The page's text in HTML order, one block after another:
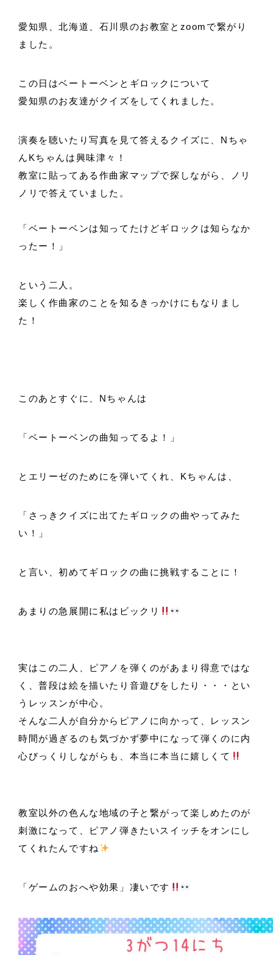
愛知県、北海道、石川県のお教室とzoomで繋がり
ました。
この日はベートーベンとギロックについて
愛知県のお友達がクイズをしてくれました。
演奏を聴いたり写真を見て答えるクイズに、Nちゃ
んKちゃんは興味津々！
教室に貼ってある作曲家マップで探しながら、ノリ
ノリで答えていました。
「ベートーベンは知ってたけどギロックは知らなか
ったー！」
という二人。
楽しく作曲家のことを知るきっかけにもなりまし
た！
このあとすぐに、Nちゃんは
「ベートーベンの曲知ってるよ！」
とエリーゼのためにを弾いてくれ、Kちゃんは、
「さっきクイズに出てたギロックの曲やってみた
い！」
と言い、初めてギロックの曲に挑戦することに！
あまりの急展開に私はビックリ
実はこの二人、ピアノを弾くのがあまり得意ではな
く、普段は絵を描いたり音遊びをしたり・・・とい
うレッスンが中心。
そんな二人が自分からピアノに向かって、レッスン
時間が過ぎるのも気づかず夢中になって弾くのに内
心びっくりしながらも、本当に本当に嬉しくて
教室以外の色んな地域の子と繋がって楽しめたのが
刺激になって、ピアノ弾きたいスイッチをオンにし
てくれたんですね
「ゲームのおへや効果」凄いです